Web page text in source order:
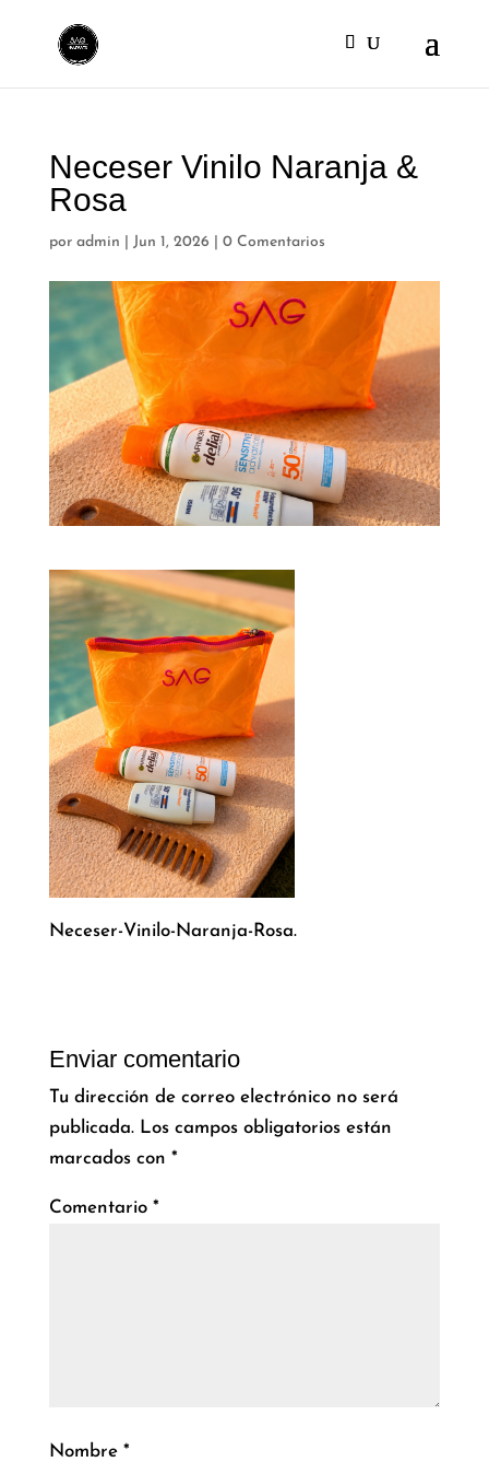
Neceser Vinilo Naranja &
Rosa
por admin Jun 1, 2026 0 Comentarios
Neceser-Vinilo-Naranja-Rosa.
Enviar comentario
Tu dirección de correo electrónico no será
publicada. Los campos obligatorios están
marcados con *
Comentario *
Nombre *